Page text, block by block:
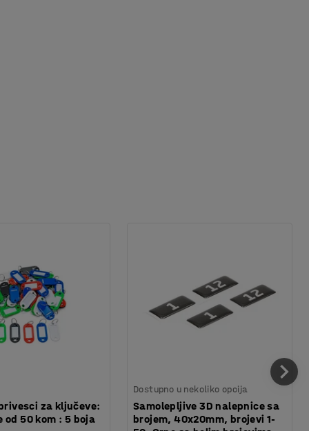
za ključeve:
od 50 kom : 5 boja
Dostupno u nekoliko opcija
Samolepljive 3D nalepnice sa
brojem, 40x20mm, brojevi 1-